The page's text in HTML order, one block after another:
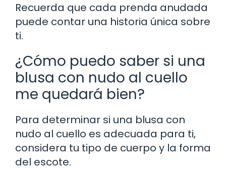
Recuerda que cada prenda anudada
puede contar una historia única sobre
ti.
¿Cómo puedo saber si una
blusa con nudo al cuello
me quedará bien?
Para determinar si una blusa con
nudo al cuello es adecuada para ti,
considera tu tipo de cuerpo y la forma
del escote.